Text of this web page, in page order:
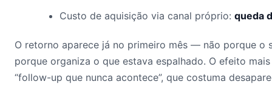
Custo de aquisição via canal próprio: queda
O retorno aparece já no primeiro mês — não porque o
porque organiza o que estava espalhado. O efeito
“follow-up que nunca acontece”, que costuma